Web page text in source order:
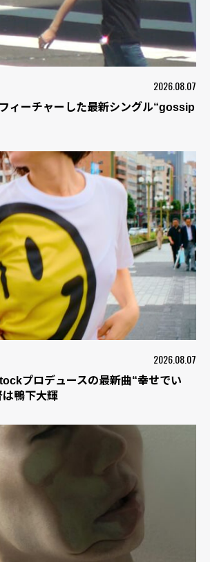
2026.08.07
ィーチャーした最新シングル“gossip
2026.08.07
プロデュースの最新曲“幸せでい
鴨下大輝